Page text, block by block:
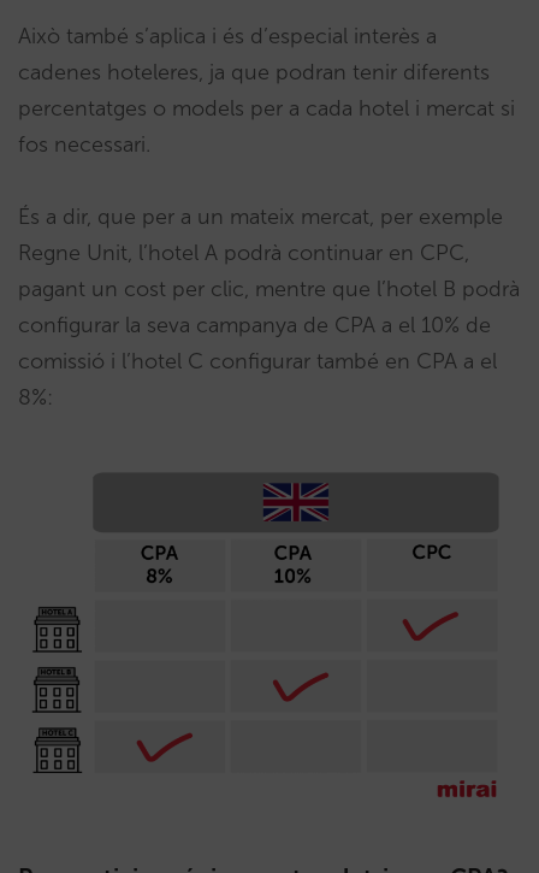
Això també s’aplica i és d’especial interès a
cadenes hoteleres, ja que podran tenir diferents
percentatges o models per a cada hotel i mercat si
fos necessari.
És a dir, que per a un mateix mercat, per exemple
Regne Unit, l’hotel A podrà continuar en CPC,
pagant un cost per clic, mentre que l’hotel B podrà
configurar la seva campanya de CPA a el 10% de
comissió i l’hotel C configurar també en CPA a el
8%: